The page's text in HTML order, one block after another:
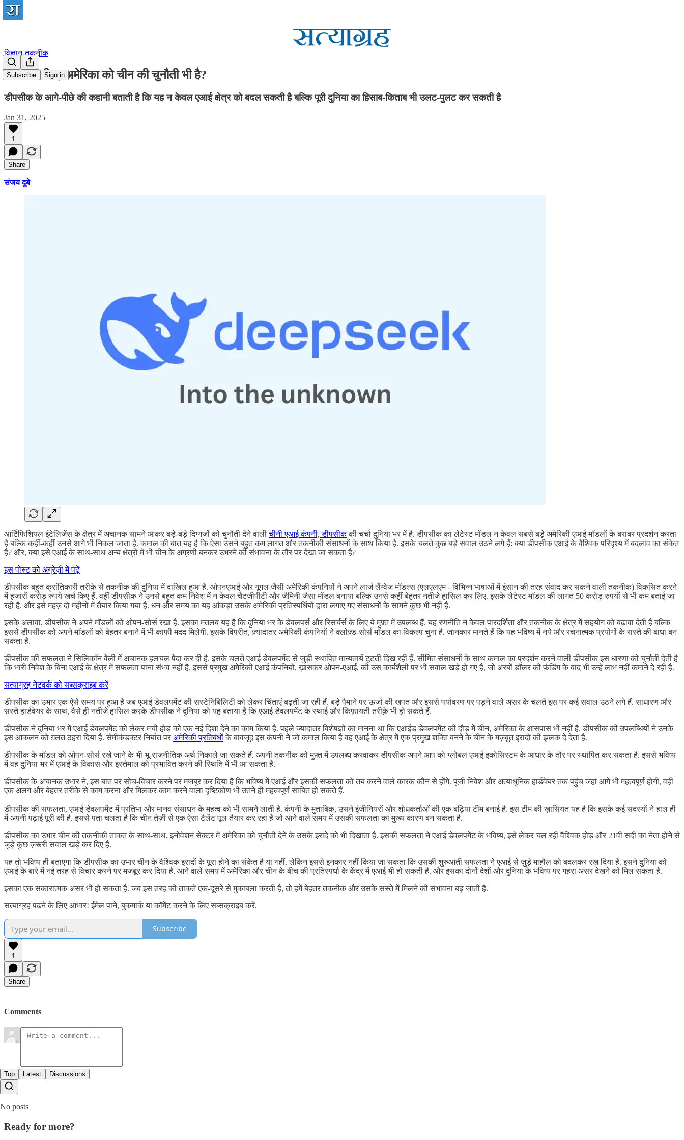
Subscribe Sign in
विज्ञान-तकनीक
क्या डीपसीक, अमेरिका को चीन की चुनौती भी है?
डीपसीक के आगे-पीछे की कहानी बताती है कि यह न केवल एआई क्षेत्र को बदल सकती है बल्कि पूरी दुनिया का हिसाब-किताब भी उलट-पुलट कर सकती है
Jan 31, 2025
1
Share
संजय दुबे
आर्टिफिशियल इंटेलिजेंस के क्षेत्र में अचानक सामने आकर बड़े-बड़े दिग्गजों को चुनौती देने वालीचीनी एआई कंपनी, डीपसीककी चर्चा दुनिया भर में है. डीपसीक का लेटेस्ट मॉडल न केवल सबसे बड़े अमेरिकी एआई मॉडलों के बराबर प्रदर्शन करता
है बल्कि कहीं-कहीं उनसे आगे भी निकल जाता है. कमाल की बात यह है कि ऐसा उसने बहुत कम लागत और तकनीकी संसाधनों के साथ किया है. इसके चलते कुछ बड़े सवाल उठने लगे हैं: क्या डीपसीक एआई के वैश्विक परिदृश्य में बदलाव का संकेत
है? और, क्या इसे एआई के साथ-साथ अन्य क्षेत्रों में भी चीन के अग्रणी बनकर उभरने की संभावना के तौर पर देखा जा सकता है?
इस पोस्ट को अंग्रेज़ी में पढ़ें
डीपसीक बहुत क्रांतिकारी तरीक़े से तकनीक की दुनिया में दाखिल हुआ है. ओपनएआई और गूगल जैसी अमेरिकी कंपनियों ने अपने लार्ज लैंग्वेज मॉडल्स (एलएलएम - विभिन्न भाषाओं में इंसान की तरह संवाद कर सकने वाली तकनीक) विकसित करने
में हजारों करोड़ रुपये खर्च किए हैं. वहीं डीपसीक ने उनसे बहुत कम निवेश में न केवल चैटजीपीटी और जैमिनी जैसा मॉडल बनाया बल्कि उनसे कहीं बेहतर नतीजे हासिल कर लिए. इसके लेटेस्ट मॉडल की लागत 50 करोड़ रुपयों से भी कम बताई जा
रही है. और इसे महज़ दो महीनों में तैयार किया गया है. धन और समय का यह आंकड़ा उसके अमेरिकी प्रतिस्पर्धियों द्वारा लगाए गए संसाधनों के सामने कुछ भी नहीं है.
इसके अलावा, डीपसीक ने अपने मॉडलों को ओपन-सोर्स रखा है. इसका मतलब यह है कि दुनिया भर के डेवलपर्स और रिसर्चर्स के लिए ये मुफ़्त में उपलब्ध हैं. यह रणनीति न केवल पारदर्शिता और तकनीक के क्षेत्र में सहयोग को बढ़ावा देती है बल्कि
इससे डीपसीक को अपने मॉडलों को बेहतर बनाने में भी काफी मदद मिलेगी. इसके विपरीत, ज़्यादातर अमेरिकी कंपनियों ने क्लोज़्ड-सोर्स मॉडल का विकल्प चुना है. जानकार मानते हैं कि यह भविष्य में नये और रचनात्मक प्रयोगों के रास्ते की बाधा बन
सकता है.
डीपसीक की सफलता ने सिलिकॉन वैली में अचानक हलचल पैदा कर दी है. इसके चलते एआई डेवलपमेंट से जुड़ी स्थापित मान्यतायें टूटती दिख रही हैं. सीमित संसाधनों के साथ कमाल का प्रदर्शन करने वाली डीपसीक इस धारणा को चुनौती देती है
कि भारी निवेश के बिना एआई के क्षेत्र में सफलता पाना संभव नहीं है. इससे प्रमुख अमेरिकी एआई कंपनियों, ख़ासकर ओपन-एआई, की उस कार्यशैली पर भी सवाल खड़े हो गए हैं, जो अरबों डॉलर की फ़ंडिंग के बाद भी उन्हें लाभ नहीं कमाने दे रही है.
सत्याग्रह नेटवर्क को सब्सक्राइब करें
डीपसीक का उभार एक ऐसे समय पर हुआ है जब एआई डेवलपमेंट की सस्टेनिबिलिटी को लेकर चिंताएं बढ़ती जा रही हैं. बड़े पैमाने पर ऊर्जा की खपत और इससे पर्यावरण पर पड़ने वाले असर के चलते इस पर कई सवाल उठने लगे हैं. साधारण और
सस्ते हार्डवेयर के साथ, वैसे ही नतीजे हासिल करके डीपसीक ने दुनिया को यह बताया है कि एआई डेवलपमेंट के स्थाई और किफ़ायती तरीक़े भी हो सकते हैं.
डीपसीक ने दुनिया भर में एआई डेवलपमेंट को लेकर मची होड़ को एक नई दिशा देने का काम किया है. पहले ज्यादातर विशेषज्ञों का मानना था कि एआईड डेवलपमेंट की दौड़ में चीन, अमेरिका के आसपास भी नहीं है. डीपसीक की उपलब्धियों ने उनके
इस आकलन को ग़लत ठहरा दिया है. सेमीकंडक्टर निर्यात पर अमेरिकी प्रतिबंधोंके बावजूद इस कंपनी ने जो कमाल किया है वह एआई के क्षेत्र में एक प्रमुख शक्ति बनने के चीन के मज़बूत इरादों की झलक दे देता है.
डीपसीक के मॉडल को ओपन-सोर्स रखे जाने के भी भू-राजनीतिक अर्थ निकाले जा सकते हैं. अपनी तकनीक को मुफ़्त में उपलब्ध करवाकर डीपसीक अपने आप को ग्लोबल एआई इकोसिस्टम के आधार के तौर पर स्थापित कर सकता है. इससे भविष्य
में वह दुनिया भर में एआई के विकास और इस्तेमाल को प्रभावित करने की स्थिति में भी आ सकता है.
डीपसीक के अचानक उभार ने, इस बात पर सोच-विचार करने पर मजबूर कर दिया है कि भविष्य में एआई और इसकी सफलता को तय करने वाले कारक कौन से होंगे. पूंजी निवेश और अत्याधुनिक हार्डवेयर तक पहुंच जहां आगे भी महत्वपूर्ण होगी, वहीं
एक अलग और बेहतर तरीके से काम करना और मिलकर काम करने वाला दृष्टिकोण भी उतने ही महत्वपूर्ण साबित हो सकते हैं.
डीपसीक की सफलता, एआई डेवलपमेंट में प्रतिभा और मानव संसाधन के महत्व को भी सामने लाती है. कंपनी के मुताबिक़, उसने इंजीनियरों और शोधकर्ताओं की एक बढ़िया टीम बनाई है. इस टीम की ख़ासियत यह है कि इसके कई सदस्यों ने हाल ही
में अपनी पढ़ाई पूरी की है. इससे पता चलता है कि चीन तेज़ी से एक ऐसा टैलेंट पूल तैयार कर रहा है जो आने वाले समय में उसकी सफलता का मुख्य कारण बन सकता है.
डीपसीक का उभार चीन की तकनीकी ताकत के साथ-साथ, इनोवेशन सेक्टर में अमेरिका को चुनौती देने के उसके इरादे को भी दिखाता है. इसकी सफलता ने एआई डेवलपमेंट के भविष्य, इसे लेकर चल रही वैश्विक होड़ और 21वीं सदी का नेता होने से
जुड़े कुछ ज़रूरी सवाल खड़े कर दिए हैं.
यह तो भविष्य ही बताएगा कि डीपसीक का उभार चीन के वैश्विक इरादों के पूरा होने का संकेत है या नहीं. लेकिन इससे इनकार नहीं किया जा सकता कि उसकी शुरुआती सफलता ने एआई से जुड़े माहौल को बदलकर रख दिया है. इसने दुनिया को
एआई के बारे में नई तरह से विचार करने पर मजबूर कर दिया है. आने वाले समय में अमेरिका और चीन के बीच की प्रतिस्पर्धा के केंद्र में एआई भी हो सकती है. और इसका दोनों देशों और दुनिया के भविष्य पर गहरा असर देखने को मिल सकता है.
इसका एक सकारात्मक असर भी हो सकता है. जब इस तरह की ताकतें एक-दूसरे से मुकाबला करती हैं, तो हमें बेहतर तकनीक और उसके सस्ते में मिलने की संभावना बढ़ जाती है.
सत्याग्रह पढ़ने के लिए आभार! ईमेल पाने, बुकमार्क या कॉमेंट करने के लिए सब्सक्राइब करें.
Subscribe
1
Share
Comments
Top Latest Discussions
No posts
Ready for more?